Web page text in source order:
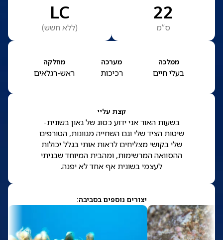
22
ס”מ
LC
(ללא חשש)
ממלכה
בעלי חיים
מערכה
רכיכות
מחלקה
ראש-רגלאים
קצת עליי
בשעות האור אני ידוע כסוג של גאון בשונית-
שיטות הציד שלי וגם השחייה מגוונות, הטורפים
שלי בקושי מצליחים לראות אותי בגלל יכולות
ההסוואה המרשימות, ומהבית המיוחד שבניתי
לעצמי בשונית אף אחד לא יפנה.
יצורים נוספים בסביבה: